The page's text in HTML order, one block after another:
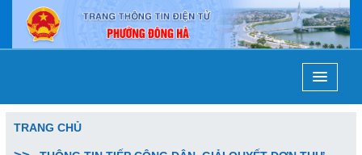
TRANG CHỦ